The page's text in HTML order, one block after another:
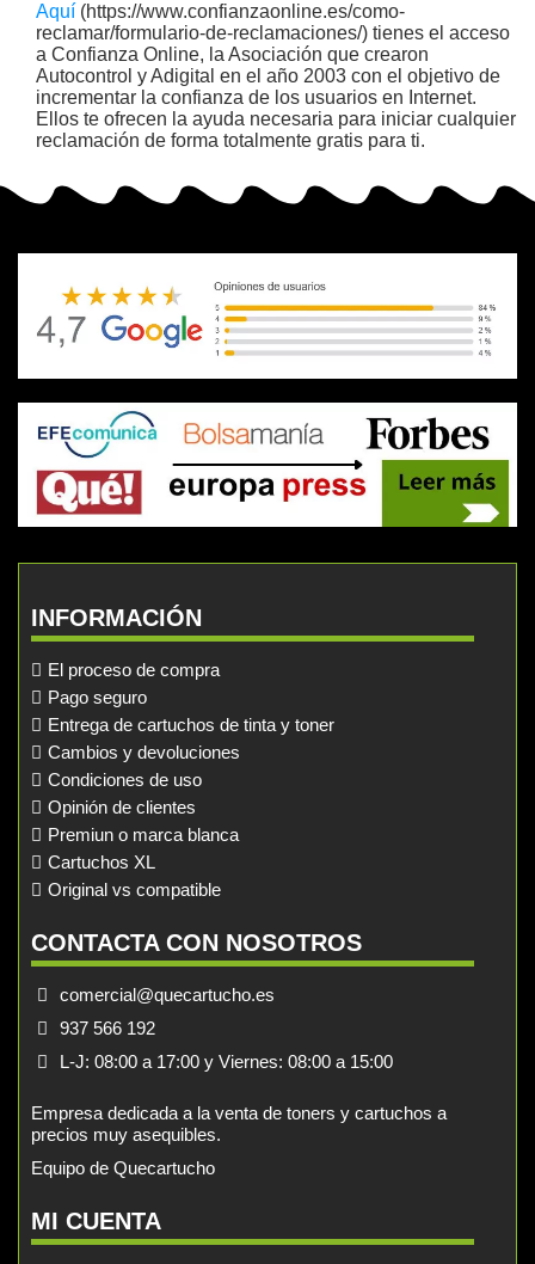
Aquí (https://www.confianzaonline.es/como-
reclamar/formulario-de-reclamaciones/) tienes el acceso
a Confianza Online, la Asociación que crearon
Autocontrol y Adigital en el año 2003 con el objetivo de
incrementar la confianza de los usuarios en Internet.
Ellos te ofrecen la ayuda necesaria para iniciar cualquier
reclamación de forma totalmente gratis para ti.
INFORMACIÓN
El proceso de compra
Pago seguro
Entrega de cartuchos de tinta y toner
Cambios y devoluciones
Condiciones de uso
Opinión de clientes
Premiun o marca blanca
Cartuchos XL
Original vs compatible
CONTACTA CON NOSOTROS
comercial@quecartucho.es
937 566 192
L-J: 08:00 a 17:00 y Viernes: 08:00 a 15:00
Empresa dedicada a la venta de toners y cartuchos a
precios muy asequibles.
Equipo de Quecartucho
MI CUENTA